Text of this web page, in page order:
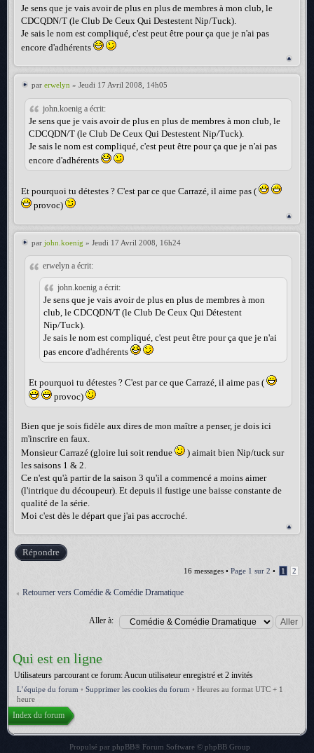
Je sens que je vais avoir de plus en plus de membres à mon club, le
CDCQDN/T (le Club De Ceux Qui Destestent Nip/Tuck).
Je sais le nom est compliqué, c'est peut être pour ça que je n'ai pas
encore d'adhérents
par erwelyn » Jeudi 17 Avril 2008, 14h05
john.koenig a écrit:
Je sens que je vais avoir de plus en plus de membres à mon club, le
CDCQDN/T (le Club De Ceux Qui Destestent Nip/Tuck).
Je sais le nom est compliqué, c'est peut être pour ça que je n'ai pas
encore d'adhérents
Et pourquoi tu détestes ? C'est par ce que Carrazé, il aime pas (
provoc)
par john.koenig » Jeudi 17 Avril 2008, 16h24
erwelyn a écrit:
john.koenig a écrit:
Je sens que je vais avoir de plus en plus de membres à mon
club, le CDCQDN/T (le Club De Ceux Qui Détestent
Nip/Tuck).
Je sais le nom est compliqué, c'est peut être pour ça que je n'ai
pas encore d'adhérents
Et pourquoi tu détestes ? C'est par ce que Carrazé, il aime pas (
provoc)
Bien que je sois fidèle aux dires de mon maître a penser, je dois ici
m'inscrire en faux.
Monsieur Carrazé (gloire lui soit rendue
) aimait bien Nip/tuck sur
les saisons 1 & 2.
Ce n'est qu'à partir de la saison 3 qu'il a commencé a moins aimer
(l'intrique du découpeur). Et depuis il fustige une baisse constante de
qualité de la série.
Moi c'est dès le départ que j'ai pas accroché.
Répondre
16 messages • Page 1 sur 2 • 1 2
Retourner vers Comédie & Comédie Dramatique
Aller à:
Qui est en ligne
Utilisateurs parcourant ce forum: Aucun utilisateur enregistré et 2 invités
L’équipe du forum • Supprimer les cookies du forum • Heures au format UTC + 1
heure
Index du forum
Propulsé par phpBB® Forum Software © phpBB Group